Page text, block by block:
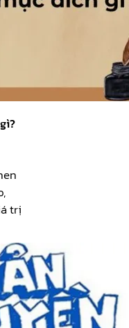
trị